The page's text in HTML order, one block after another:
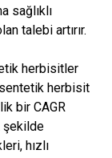
sağlıklı
talebi artırır.
herbisitler
herbisit
bir CAGR
şekilde
hızlı